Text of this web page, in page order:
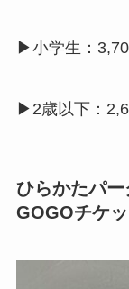
▶小学生：
▶2歳以下：
ひらかたパ
GOGOチケッ